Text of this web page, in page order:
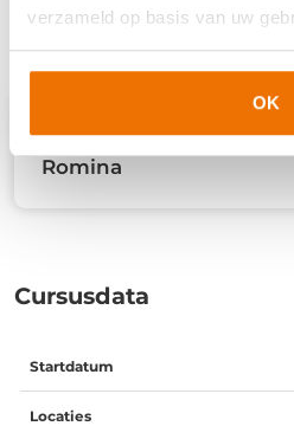
verzameld op basis van uw
OK
Romina
Cursusdata
Startdatum